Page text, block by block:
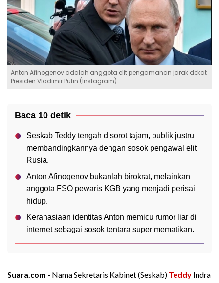
Anton Afinogenov adalah anggota elit pengamanan jarak dekat
Presiden Vladimir Putin (Instagram)
Baca 10 detik
Seskab Teddy tengah disorot tajam, publik justru
membandingkannya dengan sosok pengawal elit
Rusia.
Anton Afinogenov bukanlah birokrat, melainkan
anggota FSO pewaris KGB yang menjadi perisai
hidup.
Kerahasiaan identitas Anton memicu rumor liar di
internet sebagai sosok tentara super mematikan.
Suara.com - Nama Sekretaris Kabinet (Seskab) Teddy Indra